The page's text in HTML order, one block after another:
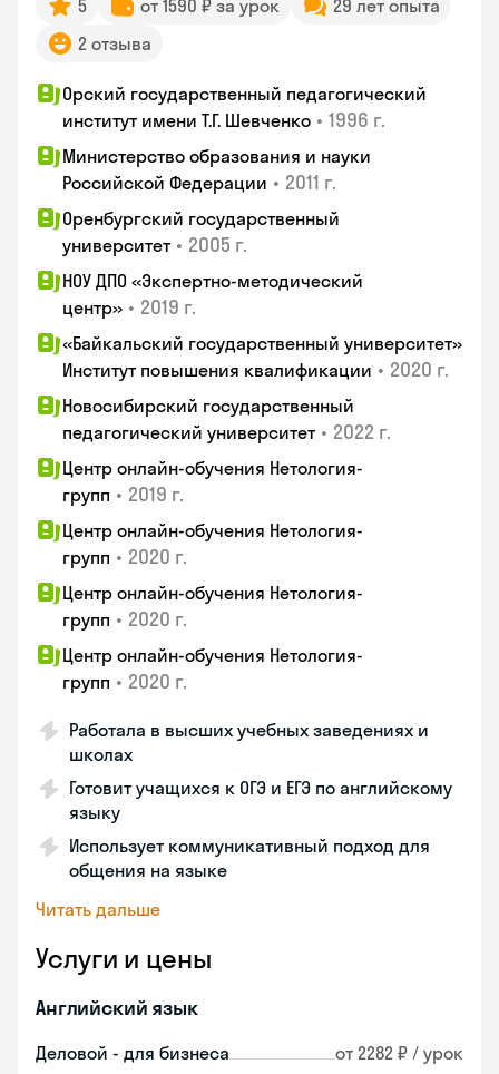
5 от 1590 ₽ за урок
29 лет опыта
2 отзыва
Орский государственный педагогический
институт имени Т.Г. Шевченко • 1996 г.
Министерство образования и науки
Российской Федерации • 2011 г.
Оренбургский государственный
университет • 2005 г.
НОУ ДПО «Экспертно-методический
центр» • 2019 г.
«Байкальский государственный университет»
Институт повышения квалификации • 2020 г.
Новосибирский государственный
педагогический университет • 2022 г.
Центр онлайн-обучения Нетология-
групп • 2019 г.
Центр онлайн-обучения Нетология-
групп • 2020 г.
Центр онлайн-обучения Нетология-
групп • 2020 г.
Центр онлайн-обучения Нетология-
групп • 2020 г.
Работала в высших учебных заведениях и
школах
Готовит учащихся к ОГЭ и ЕГЭ по английскому
языку
Использует коммуникативный подход для
общения на языке
Читать дальше
Услуги и цены
Английский язык
Деловой - для бизнеса от 2282 ₽ / урок